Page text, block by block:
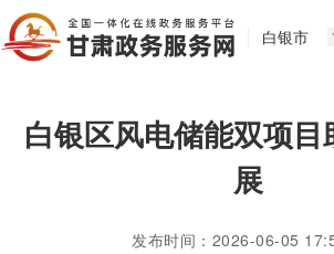
白银市
白银区风电储能双项
展
发布时间：2026-06-05